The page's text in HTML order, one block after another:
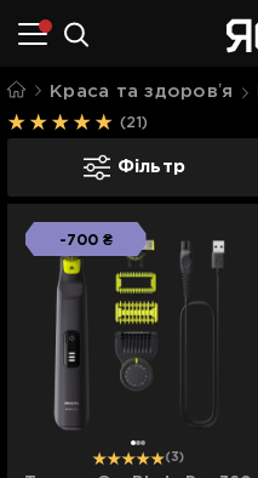
Краса та здоровʼя
(21)
Бритви та тримери
Фільтр
-700 ₴
(3)